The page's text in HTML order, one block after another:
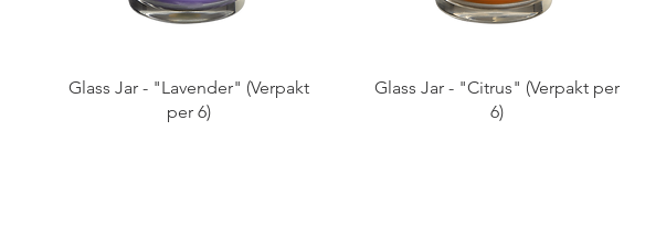
Glass Jar - "Lavender" (Verpakt
per 6)
Glass Jar - "Citrus" (Verpakt per
6)